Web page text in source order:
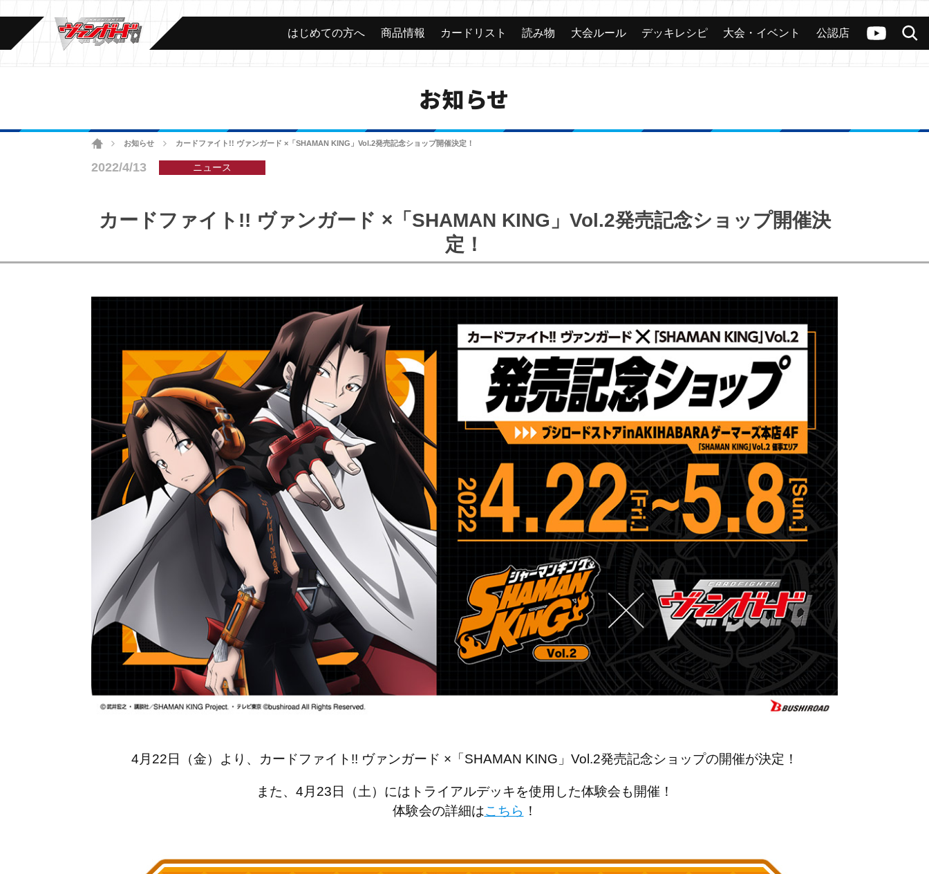
ヴァンガードch
検索
カード 大会 公認店舗 その他
はじめての方へ 商品情報 カードリスト 読み物 大会ルール デッキレシピ 大会・イベント 公認店
お知らせ
ホームお知らせ カードファイト!! ヴァンガード ×「SHAMAN KING」Vol.2発売記念ショップ開催決定！
2022/4/13 ニュース
カードファイト!! ヴァンガード ×「SHAMAN KING」Vol.2発売記念ショップ開催決
定！
4月22日（金）より、カードファイト!! ヴァンガード ×「SHAMAN KING」Vol.2発売記念ショップの開催が決定！
また、4月23日（土）にはトライアルデッキを使用した体験会も開催！
体験会の詳細はこちら ！